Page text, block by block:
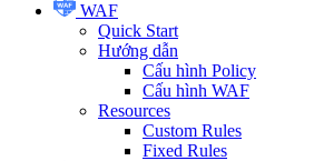
WAF
Quick Start
Hướng dẫn
Cấu hình Policy
Cấu hình WAF
Resources
Custom Rules
Fixed Rules